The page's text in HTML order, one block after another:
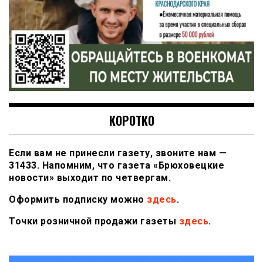
КОРОТКО
Если вам не принесли газету, звоните нам —
31433. Напомним, что газета «Брюховецкие
новости» выходит по четвергам.
Оформить подписку можно здесь.
Точки розничной продажи газеты здесь.